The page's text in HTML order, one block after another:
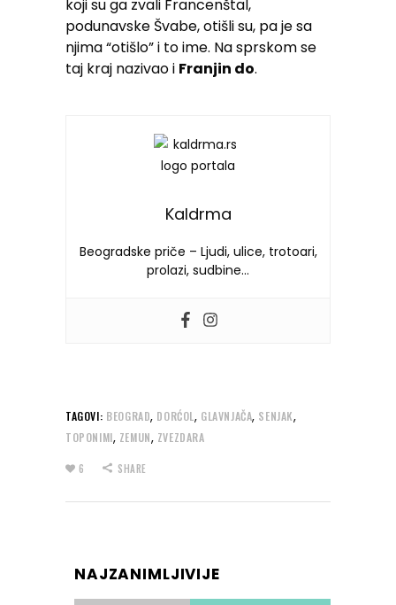
koji su ga zvali Francenštal,
podunavske Švabe, otišli su, pa je sa
njima “otišlo” i to ime. Na sprskom se
taj kraj nazivao i Franjin do.
Kaldrma
Beogradske priče – Ljudi, ulice, trotoari,
prolazi, sudbine…
TAGOVI: BEOGRAD, DORĆOL, GLAVNJAČA, SENJAK,
TOPONIMI, ZEMUN, ZVEZDARA
6 SHARE
NAJZANIMLJIVIJE